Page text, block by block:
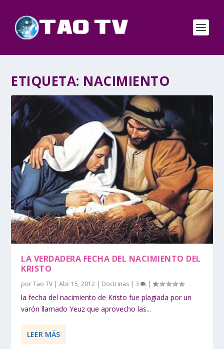
ETIQUETA: NACIMIENTO
LA VERDADERA FECHA DEL NACIMIENTO DEL
KRISTO
porTao TV |Abr 15, 2012 | Doctrinas |3 |
la fecha del nacimiento de Kristo fue plagiada por un
varón llamado Yeuz que aprovecho las...
LEER MÁS